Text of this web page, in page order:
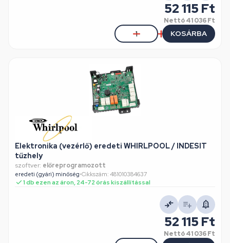
52 115 Ft
Nettó41 036 Ft
KOSÁRBA
Elektronika (vezérlő) eredeti WHIRLPOOL / INDESIT
tűzhely
szoftver: előreprogramozott
eredeti (gyári) minőség•Cikkszám: 481010384637
1 db ezen az áron, 24-72 órás kiszállítással
52 115 Ft
Nettó41 036 Ft